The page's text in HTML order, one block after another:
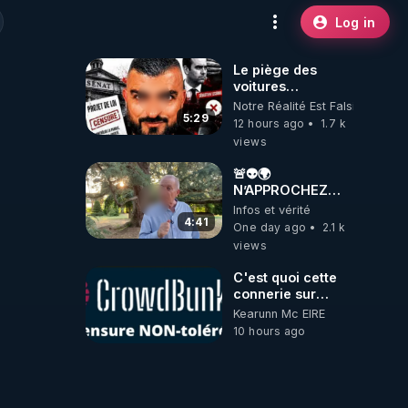
Log in
5:29
Le piège des
voitures
électriques se
referme sur les
usagers !
Notre Réalité Est Falsifiée Et
12 hours ago
1.7 k
views
4:41
🚨👽🌍
N’APPROCHEZ
PAS LA TERRE ! 😱
🛸
Infos et vérité
One day ago
2.1 k
views
C'est quoi cette
connerie sur
CrowdBunker
???? Si on ne
peut plus publier,
Kearunn Mc EIRE
10 hours ago